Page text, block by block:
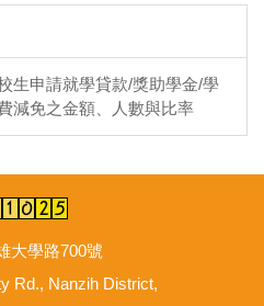
生申請就學貸款/獎助學金/學
減免之金額、人數與比率
大學路700號
Rd., Nanzih District,